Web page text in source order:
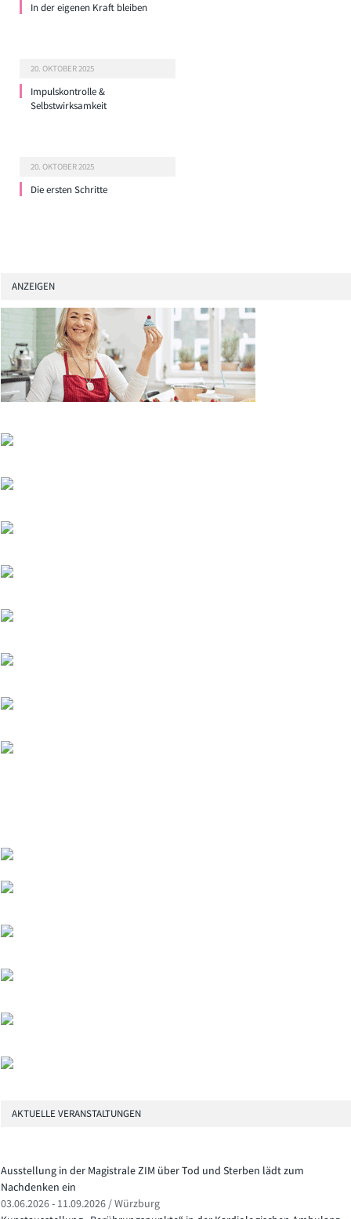
In der eigenen Kraft bleiben
20. OKTOBER 2025
Impulskontrolle &
Selbstwirksamkeit
20. OKTOBER 2025
Die ersten Schritte
ANZEIGEN
AKTUELLE VERANSTALTUNGEN
Ausstellung in der Magistrale ZIM über Tod und Sterben lädt zum
Nachdenken ein
03.06.2026 - 11.09.2026 / Würzburg